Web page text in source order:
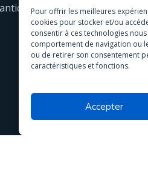
Pour offrir les meilleures
cookies pour stocker et/ou
consentir à ces technologies
comportement de navigation ou
ou de retirer son consentement
caractéristiques et fonctions.
Accepter